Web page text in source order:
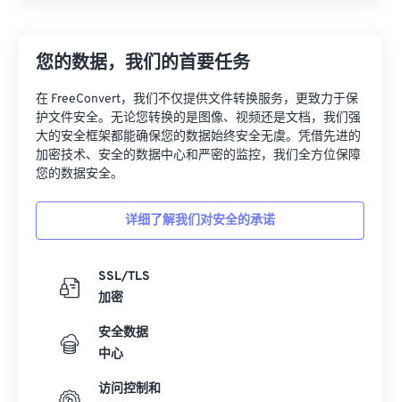
您的数据，我们的首要任务
在 FreeConvert，我们不仅提供文件转换服务，更致力于保
护文件安全。无论您转换的是图像、视频还是文档，我们强
大的安全框架都能确保您的数据始终安全无虞。凭借先进的
加密技术、安全的数据中心和严密的监控，我们全方位保障
您的数据安全。
详细了解我们对安全的承诺
SSL/TLS
加密
安全数据
中心
访问控制和